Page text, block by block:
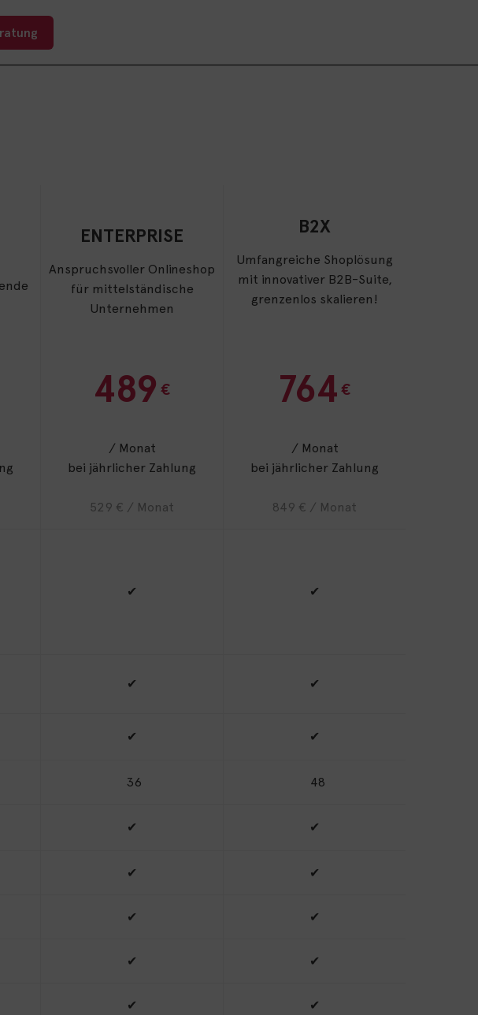
ENTERPRISE
Anspruchsvoller Onlineshop
für mittelständische
Unternehmen
B2X
Umfangreiche Shoplösung
mit innovativer B2B-Suite,
grenzenlos skalieren!
489 €
/ Monat
bei jährlicher Zahlung
529 € / Monat
764 €
/ Monat
bei jährlicher Zahlung
849 € / Monat
✔ ✔
✔ ✔
✔ ✔
36 48
✔ ✔
✔ ✔
✔ ✔
✔ ✔
✔ ✔